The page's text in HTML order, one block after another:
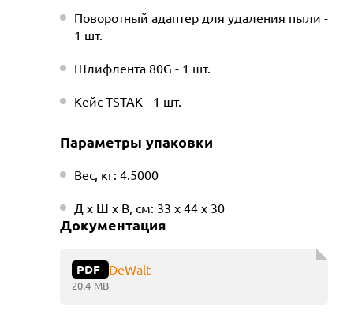
Поворотный адаптер для удаления пыли -
1 шт.
Шлифлента 80G - 1 шт.
Кейс TSTAK - 1 шт.
Параметры упаковки
Вес, кг: 4.5000
Д х Ш х В, см: 33 х 44 х 30
Документация
PDF
20.4 MB
DeWalt